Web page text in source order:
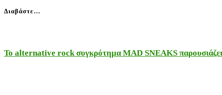
Διαβάστε…
Το alternative rock συγκρότημα MAD SNEAKS